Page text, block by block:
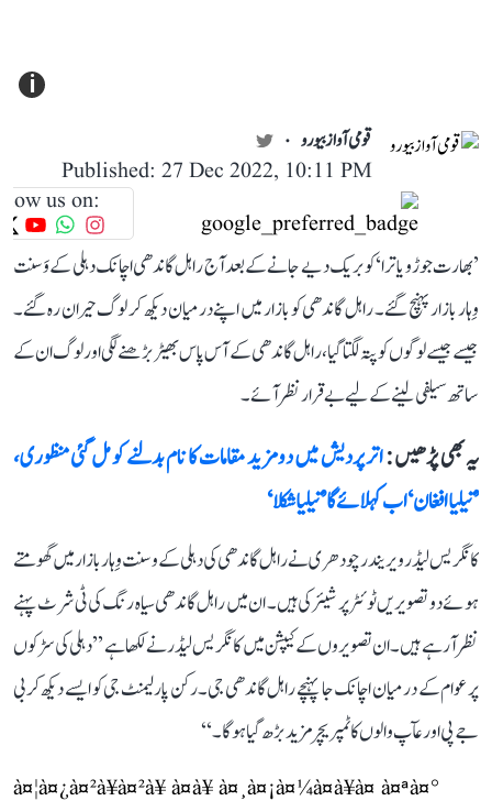
i
قومی آواز بیورو
Published: 27 Dec 2022, 10:11 PM
us on:
’بھارت جوڑو یاترا‘ کو بریک دیے جانے کے بعد آج راہل گاندھی اچانک دہلی کے وَسنت
وِہار بازار پہنچ گئے۔ راہل گاندھی کو بازار میں اپنے درمیان دیکھ کر لوگ حیران رہ گئے۔
جیسے جیسے لوگوں کو پتہ لگتا گیا، راہل گاندھی کے آس پاس بھیڑ بڑھنے لگی اور لوگ ان کے
ساتھ سیلفی لینے کے لیے بے قرار نظر آئے۔
یہ بھی پڑھیں :اتر پردیش میں دو مزید مقامات کا نام بدلنے کو مل گئی منظوری،
’تیلیا افغان‘ اب کہلائے گا ’تیلیا شکلا‘
کانگریس لیڈر ویریندر چودھری نے راہل گاندھی کی دہلی کے وسنت وِہار بازار میں گھومتے
ہوئے دو تصویریں ٹوئٹر پر شیئر کی ہیں۔ ان میں راہل گاندھی سیاہ رنگ کی ٹی شرٹ پہنے
نظر آ رہے ہیں۔ ان تصویروں کے کیپشن میں کانگریس لیڈر نے لکھا ہے ’’دہلی کی سڑکوں
پر عوام کے درمیان اچانک جا پہنچے راہل گاندھی جی۔ رکن پارلیمنٹ جی کو ایسے دیکھ کر بی
جے پی اور عآپ والوں کا ٹمپریچر مزید بڑھ گیا ہوگا۔‘‘
à¤¦à¤¿à¤²à¥à¤²à¥ à¤à¥ à¤¸à¤¡à¤¼à¤à¥à¤ à¤ªà¤°